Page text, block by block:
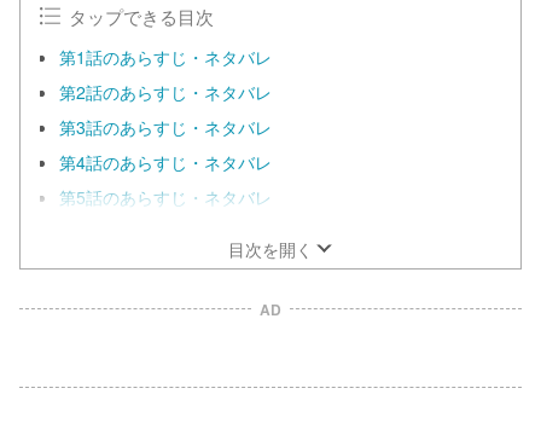
タップできる目次
第1話のあらすじ・ネタバレ
第2話のあらすじ・ネタバレ
第3話のあらすじ・ネタバレ
第4話のあらすじ・ネタバレ
第5話のあらすじ・ネタバレ
目次を開く
AD